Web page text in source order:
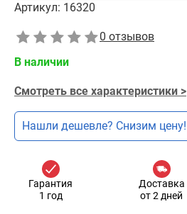
Артикул: 16320
0 отзывов
В наличии
Смотреть все характеристики >
Нашли дешевле? Снизим цену!
Гарантия
1 год
Доставка
от 2 дней